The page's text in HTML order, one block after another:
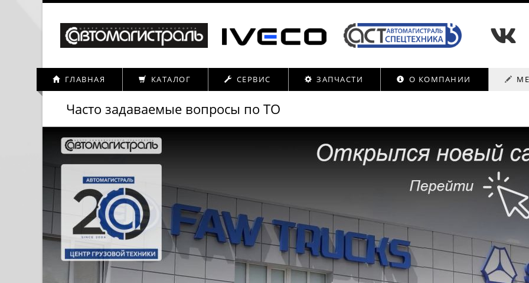
ГЛАВНАЯ КАТАЛОГ СЕРВИС ЗАПЧАСТИ О КОМПАНИИ
Часто задаваемые вопросы по ТО